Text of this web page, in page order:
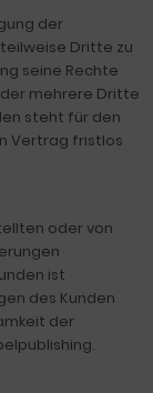
der
Dritte zu
seine Rechte
mehrere Dritte
steht für den
Vertrag fristlos
oder von
ist
des Kunden
der